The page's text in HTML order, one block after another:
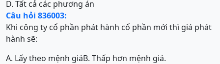
D. Tất cả các phương án
Câu hỏi 836003:
Khi công ty cổ phần phát hành cổ phần mới thì giá phát
hành sẽ:
A. Lấy theo mệnh giáB. Thấp hơn mệnh giá.